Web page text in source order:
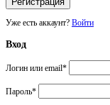
Уже есть аккаунт? Войти
Вход
Логин или email*
Пароль*